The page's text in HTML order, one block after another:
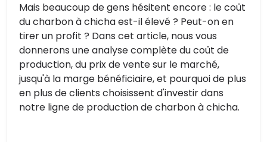
Mais beaucoup de gens hésitent encore : le coût
du charbon à chicha est-il élevé ? Peut-on en
tirer un profit ? Dans cet article, nous vous
donnerons une analyse complète du coût de
production, du prix de vente sur le marché,
jusqu'à la marge bénéficiaire, et pourquoi de plus
en plus de clients choisissent d'investir dans
notre ligne de production de charbon à chicha.